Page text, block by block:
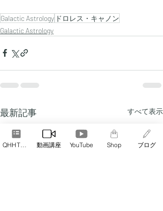
Galactic Astrology ドロレス・キャノン
Galactic Astrology
最新記事 すべて表示
QHHT予約 動画講座 YouTube Shop ブログ